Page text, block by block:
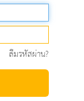
ลืมรหัสผ่าน?